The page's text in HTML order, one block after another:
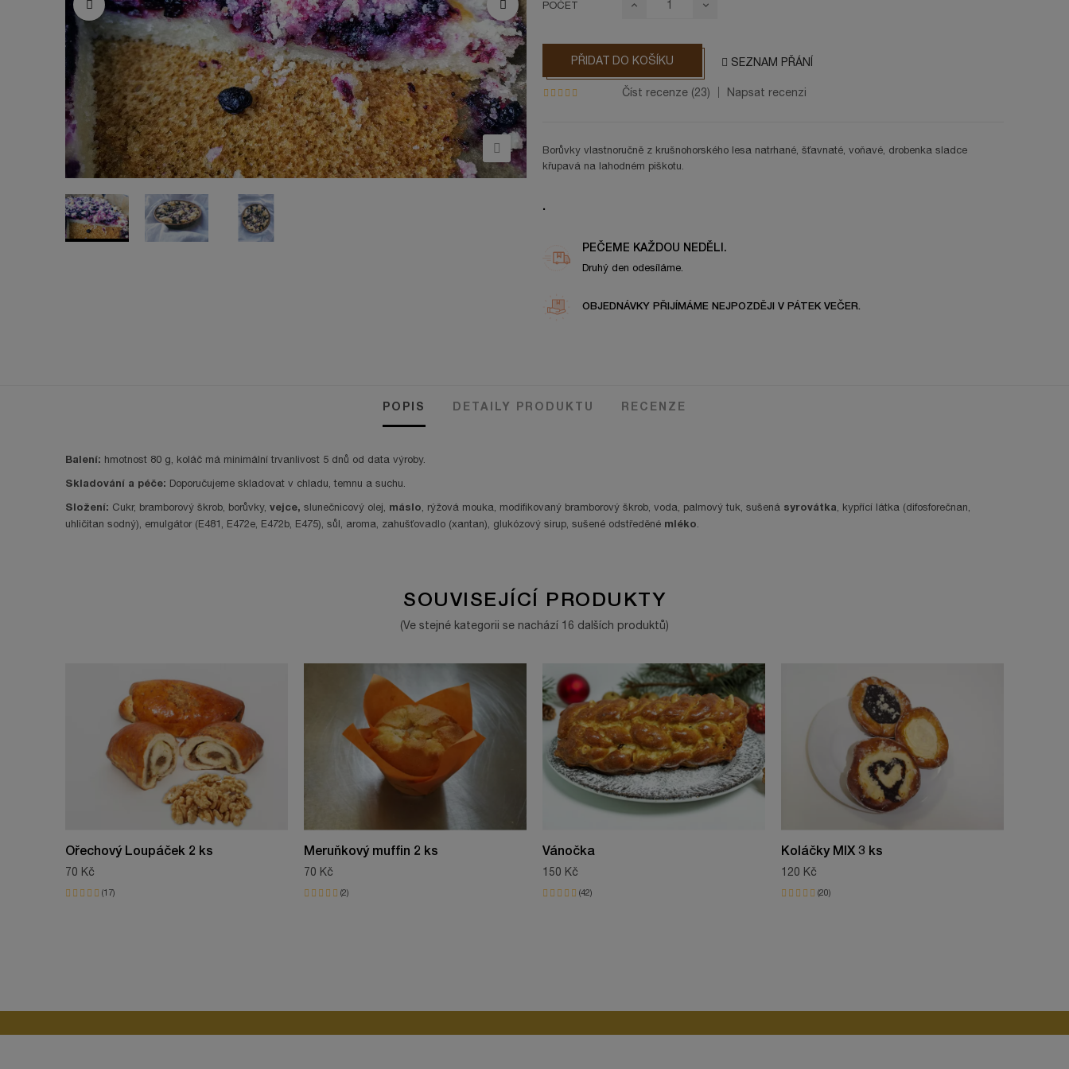
POČET
PŘIDAT DO KOŠÍKU SEZNAM PŘÁNÍ
Číst recenze (23) Napsat recenzi
Borůvky vlastnoručně z krušnohorského lesa natrhané, šťavnaté, voňavé, drobenka sladce
křupavá na lahodném piškotu.
PEČEME KAŽDOU NEDĚLI.
Druhý den odesíláme.
OBJEDNÁVKY PŘIJÍMÁME NEJPOZDĚJI V PÁTEK VEČER.
POPIS DETAILY PRODUKTU RECENZE
Balení: hmotnost 80 g, koláč má minimální trvanlivost 5 dnů od data výroby.
Skladování a péče: Doporučujeme skladovat v chladu, temnu a suchu.
Složení: Cukr, bramborový škrob, borůvky, vejce, slunečnicový olej, máslo , rýžová mouka, modifikovaný bramborový škrob, voda, palmový tuk, sušená syrovátka , kypřící látka (difosforečnan,
uhličitan sodný), emulgátor (E481, E472e, E472b, E475), sůl, aroma, zahušťovadlo (xantan), glukózový sirup, sušené odstředěné mléko
Specifické reference
8594232480218
Milan
16.07.2026
Borůvkový koláč s drobenkou
Domácí koláč - sladký akorát, k svačině, ke kávě nebo k čaji, když mám chuť na něco dobrého. Je to jednička.
Alena
SOUVISEJÍCÍ PRODUKTY
(Ve stejné kategorii se nachází 16 dalších produktů)
Ořechový Loupáček 2 ks
70 Kč
17
Meruňkový muffin 2 ks
70 Kč
2
Vánočka
150 Kč
42
Koláčky MIX 3 ks
120 Kč
20